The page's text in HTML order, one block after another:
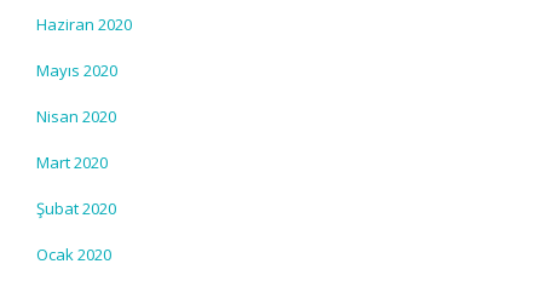
Haziran 2020
Mayıs 2020
Nisan 2020
Mart 2020
Şubat 2020
Ocak 2020